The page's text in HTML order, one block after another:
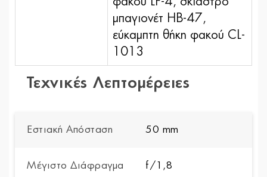
μπαγιονέτ HB-47,
εύκαμπτη θήκη φακού CL-
1013
Τεχνικές Λεπτομέρειες
Εστιακή Απόσταση 50 mm
Μέγιστο Διάφραγμα f/1,8